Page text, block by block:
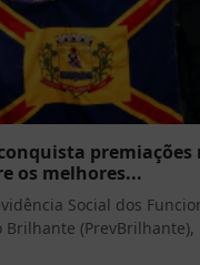
premiações
os melhores...
Social dos
Brilhante (PrevBrilhante),